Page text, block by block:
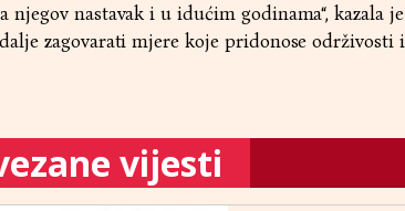
njegov nastavak i u idućim godinama“, kazala
zagovarati mjere koje pridonose održivosti
vijesti